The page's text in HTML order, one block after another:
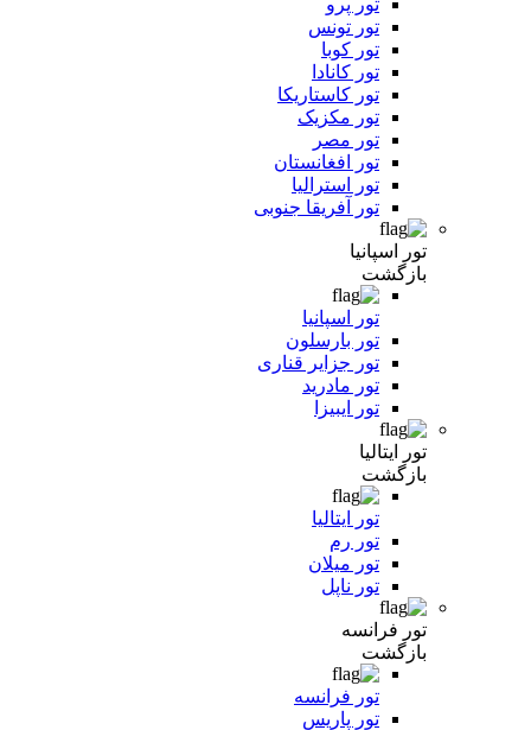
تور پرو
تور تونس
تور کوبا
تور کانادا
تور کاستاریکا
تور مکزیک
تور مصر
تور افغانستان
تور استرالیا
تور آفریقا جنوبی
تور اسپانیا
بازگشت
تور اسپانیا
تور بارسلون
تور جزایر قناری
تور مادرید
تور ایبیزا
تور ایتالیا
بازگشت
تور ایتالیا
تور رم
تور میلان
تور ناپل
تور فرانسه
بازگشت
تور فرانسه
تور پاریس